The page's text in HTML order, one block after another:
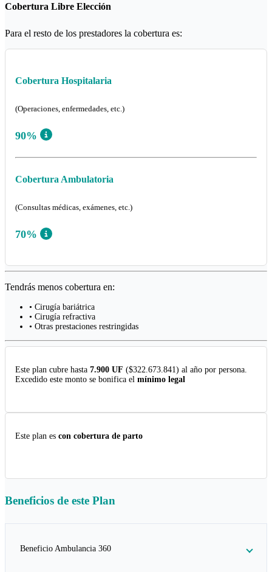
Cobertura Libre Elección
Para el resto de los prestadores la cobertura es:
Cobertura Hospitalaria
(Operaciones, enfermedades, etc.)
90%
Cobertura Ambulatoria
(Consultas médicas, exámenes, etc.)
70%
Tendrás menos cobertura en:
• Cirugía bariátrica
• Cirugía refractiva
• Otras prestaciones restringidas
Este plan cubre hasta 7.900 UF ($322.673.841) al año por persona.
Excedido este monto se bonifica el mínimo legal
Este plan es con cobertura de parto
Beneficios de este Plan
Beneficio Ambulancia 360